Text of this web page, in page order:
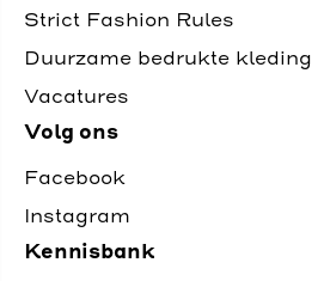
Strict Fashion Rules
Duurzame bedrukte kleding
Vacatures
Volg ons
Facebook
Instagram
Kennisbank